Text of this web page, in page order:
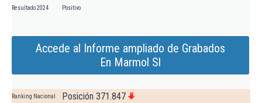
Resultado 2024 Positivo
Accede al Informe ampliado de Grabados
En Marmol Sl
Ranking Nacional Posición 371.847